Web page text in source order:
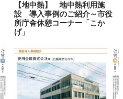
【地中熱】 地中熱利用施
設 導入事例のご紹介～市役
所庁舎休憩コーナー「こか
げ」